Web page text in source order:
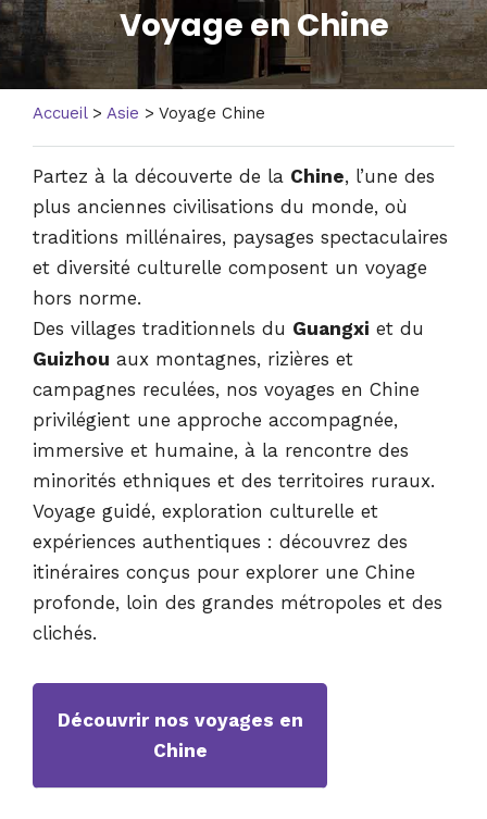
Voyage en Chine
Accueil > Asie > Voyage Chine
Partez à la découverte de la Chine, l’une des
plus anciennes civilisations du monde, où
traditions millénaires, paysages spectaculaires
et diversité culturelle composent un voyage
hors norme.
Des villages traditionnels du Guangxi et du
Guizhou aux montagnes, rizières et
campagnes reculées, nos voyages en Chine
privilégient une approche accompagnée,
immersive et humaine, à la rencontre des
minorités ethniques et des territoires ruraux.
Voyage guidé, exploration culturelle et
expériences authentiques : découvrez des
itinéraires conçus pour explorer une Chine
profonde, loin des grandes métropoles et des
clichés.
Découvrir nos voyages en
Chine